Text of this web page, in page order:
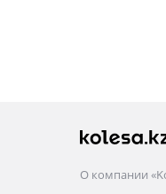
О компании